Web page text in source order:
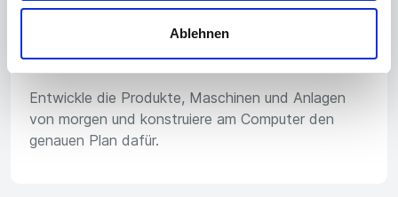
Ablehnen
Technisches Büro
Entwickle die Produkte, Maschinen und Anlagen
von morgen und konstruiere am Computer den
genauen Plan dafür.